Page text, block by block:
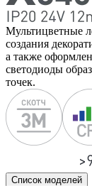
Мультицветные
создания
а также
светодиоды
точек.
Список моделей